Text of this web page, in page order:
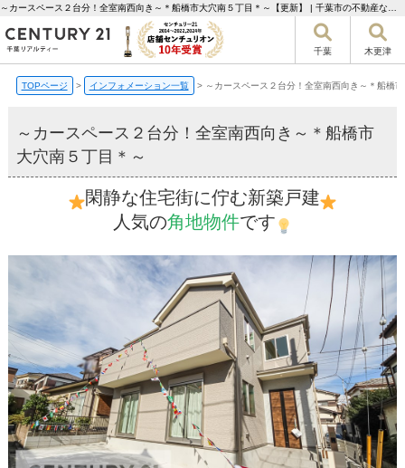
千葉 木更津
TOPページ > インフォメーション一覧 > ～カースペース２台分！全室南西向き～＊船橋
～カースペース２台分！全室南西向き～＊船橋市
大穴南５丁目＊～
閑静な住宅街に佇む新築戸建
人気の角地物件です